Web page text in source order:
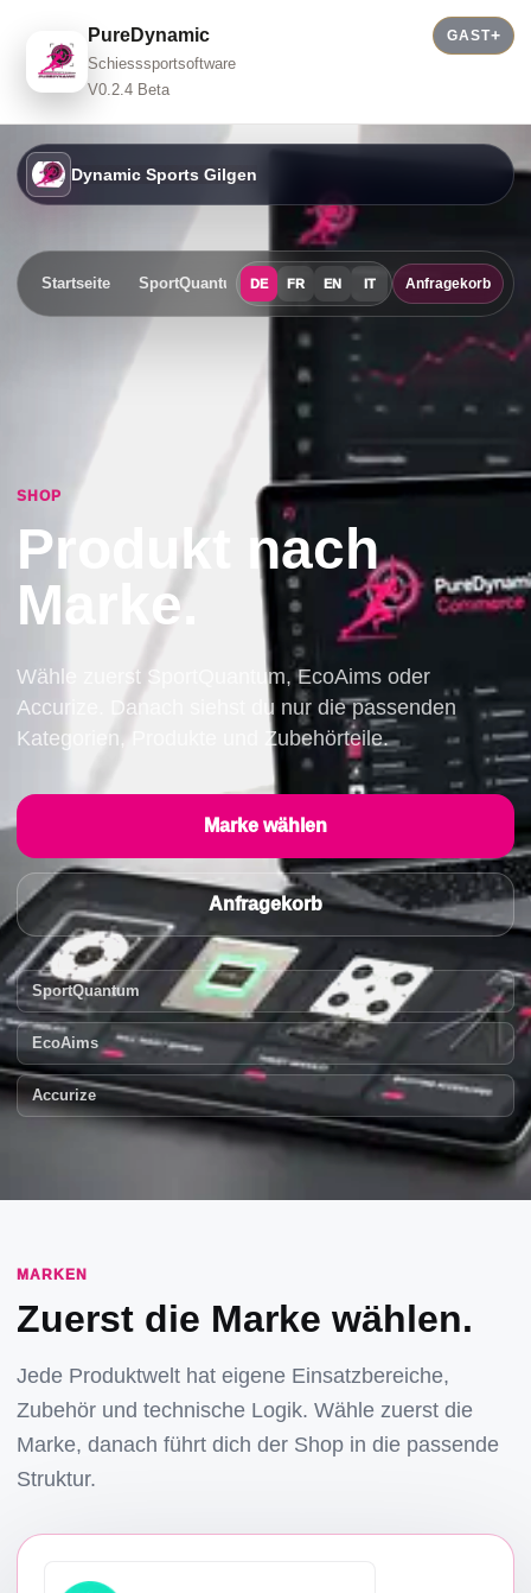
PureDynamic
Schiesssportsoftware
V0.2.4 Beta
GAST
Dynamic Sports Gilgen
Startseite SportQuantum Events Shop Kontakt
DE FR EN IT Anfragekorb
SHOP
Produkt nach
Marke.
Wähle zuerst SportQuantum, EcoAims oder
Accurize. Danach siehst du nur die passenden
Kategorien, Produkte und Zubehörteile.
Marke wählen
Anfragekorb
SportQuantum
EcoAims
Accurize
MARKEN
Zuerst die Marke wählen.
Jede Produktwelt hat eigene Einsatzbereiche,
Zubehör und technische Logik. Wähle zuerst die
Marke, danach führt dich der Shop in die passende
Struktur.